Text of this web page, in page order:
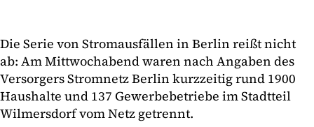
Die Serie von Stromausfällen in Berlin reißt nicht
ab: Am Mittwochabend waren nach Angaben des
Versorgers Stromnetz Berlin kurzzeitig rund 1900
Haushalte und 137 Gewerbebetriebe im Stadtteil
Wilmersdorf vom Netz getrennt.